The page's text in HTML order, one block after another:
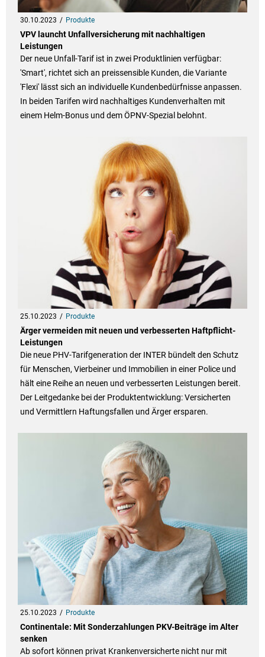
30.10.2023 Produkte
VPV launcht Unfallversicherung mit nachhaltigen
Leistungen
Der neue Unfall-Tarif ist in zwei Produktlinien verfügbar:
'Smart', richtet sich an preissensible Kunden, die Variante
'Flexi' lässt sich an individuelle Kundenbedürfnisse anpassen.
In beiden Tarifen wird nachhaltiges Kundenverhalten mit
einem Helm-Bonus und dem ÖPNV-Spezial belohnt.
25.10.2023 Produkte
Ärger vermeiden mit neuen und verbesserten Haftpflicht-
Leistungen
Die neue PHV-Tarifgeneration der INTER bündelt den Schutz
für Menschen, Vierbeiner und Immobilien in einer Police und
hält eine Reihe an neuen und verbesserten Leistungen bereit.
Der Leitgedanke bei der Produktentwicklung: Versicherten
und Vermittlern Haftungsfallen und Ärger ersparen.
25.10.2023 Produkte
Continentale: Mit Sonderzahlungen PKV-Beiträge im Alter
senken
Ab sofort können privat Krankenversicherte nicht nur mit